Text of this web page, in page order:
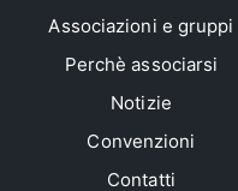
Associazioni e gruppi
Perchè associarsi
Notizie
Convenzioni
Contatti